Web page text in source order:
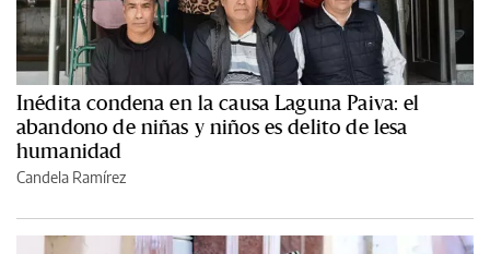
Inédita condena en la causa Laguna Paiva: el
abandono de niñas y niños es delito de lesa
humanidad
Candela Ramírez